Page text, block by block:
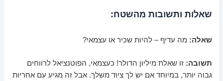
שאלות ותשובות מהשטח:
שאלה: מה עדיף – להיות שכיר או עצמאי?
תשובה: זו שאלת מיליון הדולר! כעצמאי, הפוטנציאל לרווחים
גבוה יותר, במיוחד אם יש לך ציוד משלך. אבל זה מגיע עםאחריות